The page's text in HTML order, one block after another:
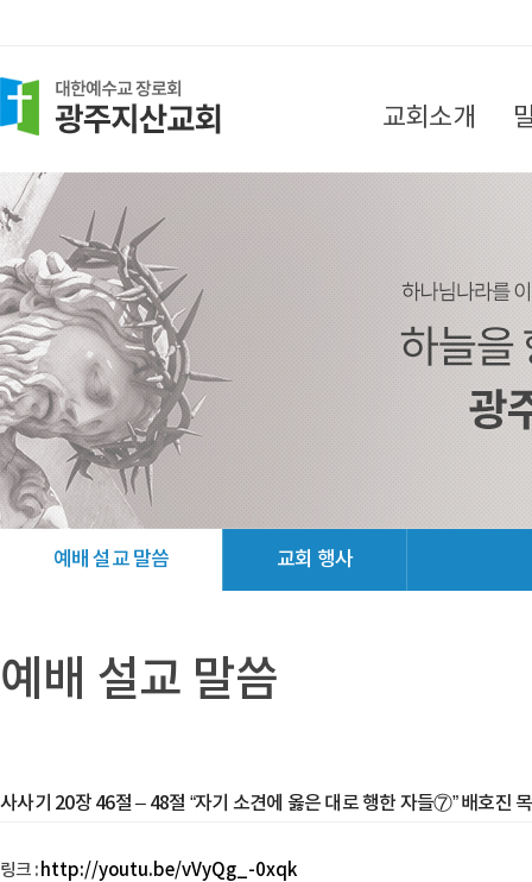
교회소개
찾아오시는 길
교회소식
예배 설교 말씀 교회 행사
예배 설교 말씀
사사기 20장 46절 – 48절 “자기 소견에 옳은 대로 행한 자들⑦” 배호진
링크 : http://youtu.be/vVyQg_-0xqk